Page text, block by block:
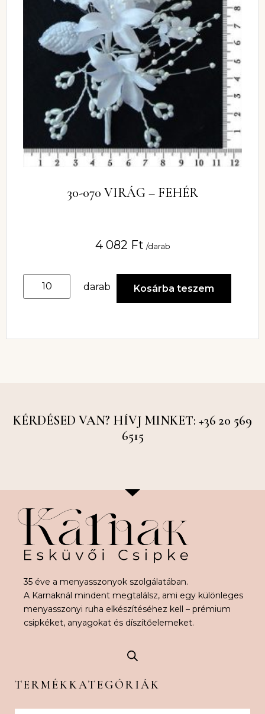
30-070 VIRÁG – FEHÉR
4 082 Ft /darab
darab Kosárba teszem
KÉRDÉSED VAN? HÍVJ MINKET: +36 20 569
6515
35 éve a menyasszonyok szolgálatában.
A Karnaknál mindent megtalálsz, ami egy különleges
menyasszonyi ruha elkészítéséhez kell – prémium
csipkéket, anyagokat és díszítőelemeket.
TERMÉKKATEGÓRIÁK